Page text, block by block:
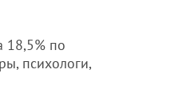
18,5% по
психологи,